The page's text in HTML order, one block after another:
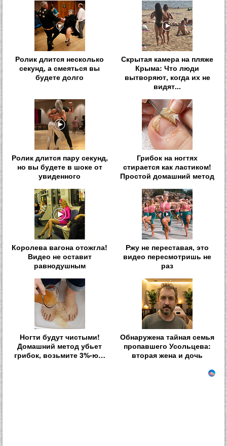
Ролик длится несколько
секунд, а смеяться вы
будете долго
Скрытая камера на пляже
Крыма: Что люди
вытворяют, когда их не
видят...
Ролик длится пару секунд,
но вы будете в шоке от
увиденного
Грибок на ногтях
стирается как ластиком!
Простой домашний метод
Королева вагона отожгла!
Видео не оставит
равнодушным
Ржу не переставая, это
видео пересмотришь не
раз
Ногти будут чистыми!
Домашний метод убьет
грибок, возьмите 3%-ю…
Обнаружена тайная семья
пропавшего Усольцева:
вторая жена и дочь